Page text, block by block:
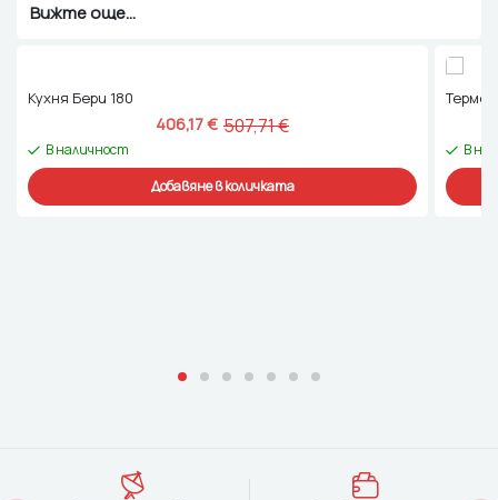
Вижте още...
Кухня Бери 180
507,71 €
406,17 €
В наличност
Добавяне в количката
В